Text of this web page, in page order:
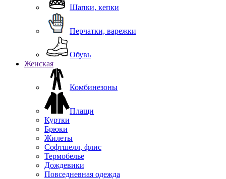
Шапки, кепки
Перчатки, варежки
Обувь
Женская
Комбинезоны
Плащи
Куртки
Брюки
Жилеты
Софтшелл, флис
Термобелье
Дождевики
Повседневная одежда